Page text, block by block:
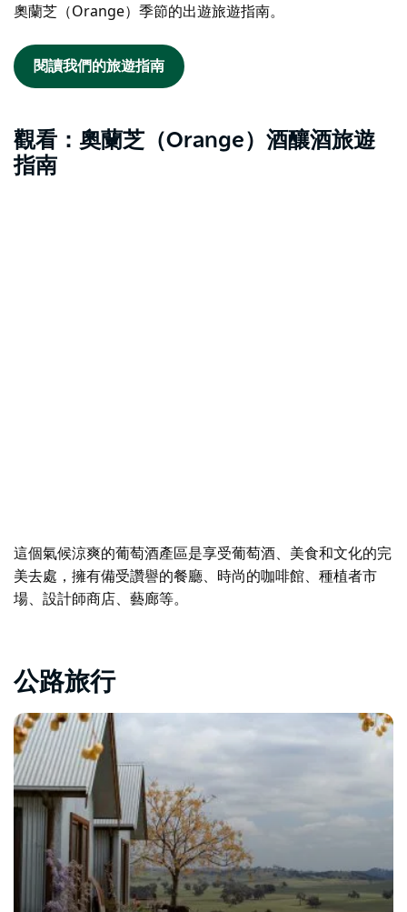
奧蘭芝（Orange）季節的出遊旅遊指南。
閱讀我們的旅遊指南
觀看：奧蘭芝（Orange）酒釀酒旅遊
指南
這個氣候涼爽的葡萄酒產區是享受葡萄酒、美食和文化的完
美去處，擁有備受讚譽的餐廳、時尚的咖啡館、種植者市
場、設計師商店、藝廊等。
公路旅行